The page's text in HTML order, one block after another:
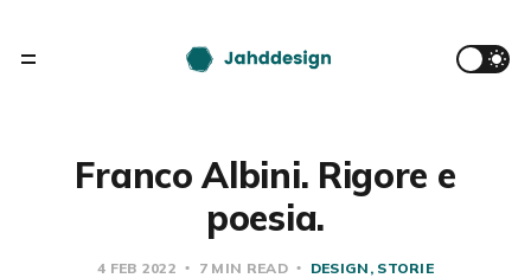
Franco Albini. Rigore e
poesia.
4 FEB 2022 7 MIN READ DESIGN STORIE